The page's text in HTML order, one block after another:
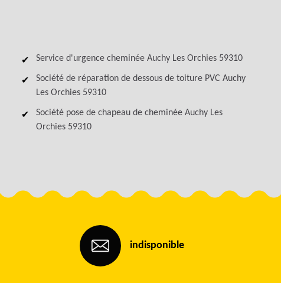
Service d'urgence cheminée Auchy Les Orchies 59310
Société de réparation de dessous de toiture PVC Auchy
Les Orchies 59310
Société pose de chapeau de cheminée Auchy Les
Orchies 59310
indisponible